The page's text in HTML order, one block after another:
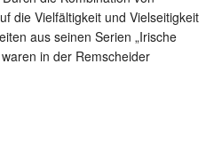
die Vielfältigkeit und Vielseitigkeit
aus seinen Serien „Irische
in der Remscheider